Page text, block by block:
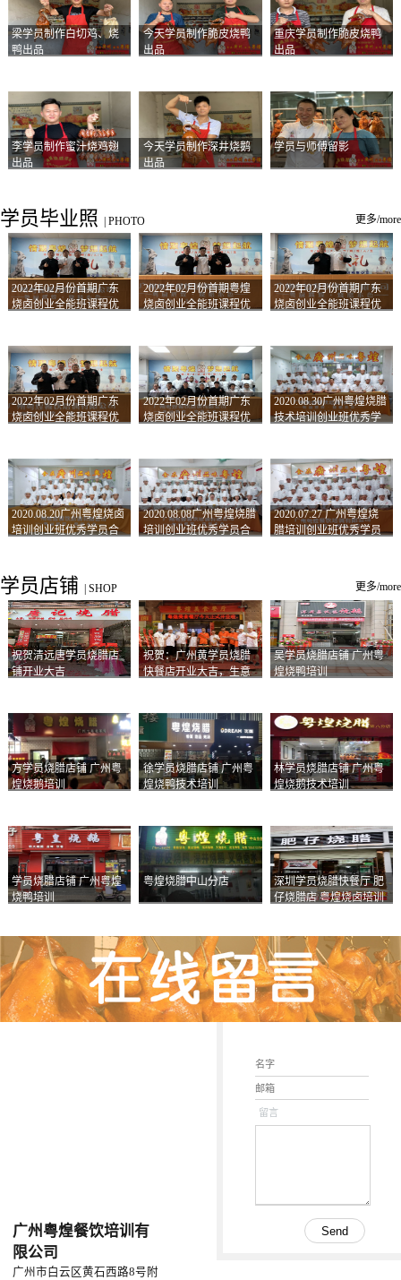
梁学员制作白切鸡、烧
鸭出品
今天学员制作脆皮烧鸭
出品
重庆学员制作脆皮烧鸭
出品
李学员制作蜜汁烧鸡翅
出品
今天学员制作深井烧鹅
出品
学员与师傅留影
学员毕业照 PHOTO 更多/more
2022年02月份首期广东
烧卤创业全能班课程优
2022年02月份首期粤煌
烧卤创业全能班课程优
2022年02月份首期广东
烧卤创业全能班课程优
2022年02月份首期广东
烧卤创业全能班课程优
2022年02月份首期广东
烧卤创业全能班课程优
2020.08.30广州粤煌烧腊
技术培训创业班优秀学
2020.08.20广州粤煌烧卤
培训创业班优秀学员合
2020.08.08广州粤煌烧腊
培训创业班优秀学员合
2020.07.27 广州粤煌烧
腊培训创业班优秀学员
学员店铺 SHOP 更多/more
祝贺清远唐学员烧腊店
铺开业大吉
祝贺：广州黄学员烧腊
快餐店开业大吉，生意
吴学员烧腊店铺 广州粤
煌烧鸭培训
方学员烧腊店铺 广州粤
煌烧鹅培训
徐学员烧腊店铺 广州粤
煌烧鸭技术培训
林学员烧腊店铺 广州粤
煌烧鹅技术培训
学员烧腊店铺 广州粤煌
烧鸭培训
粤煌烧腊中山分店
深圳学员烧腊快餐厅 肥
仔烧腊店 粤煌烧卤培训
广州粤煌餐饮培训有
限公司
广州市白云区黄石西路8号附
留言